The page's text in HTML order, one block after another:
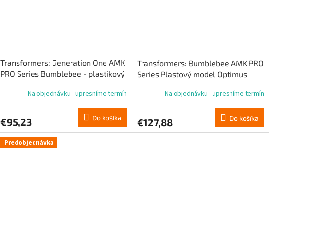
Transformers: Generation One AMK
PRO Series Bumblebee - plastikový
Na objednávku - upresníme termín
€95,23 Do košíka
Transformers: Bumblebee AMK PRO
Series Plastový model Optimus
Na objednávku - upresníme termín
€127,88 Do košíka
Predobjednávka